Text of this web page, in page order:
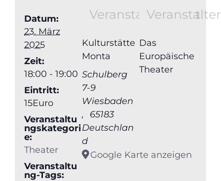
Datum:
23. März
2025
Zeit:
18:00 - 19:00
Eintritt:
15Euro
Veranstaltu
ngskategori
e:
Theater
Veranstaltu
ng-Tags:
Veranstaltungsort
Kulturstätte
Monta
Schulberg
7-9
Wiesbaden
,
65183
Deutschlan
d
Google Karte anzeigen
Veranstalter
Das
Europäische
Theater